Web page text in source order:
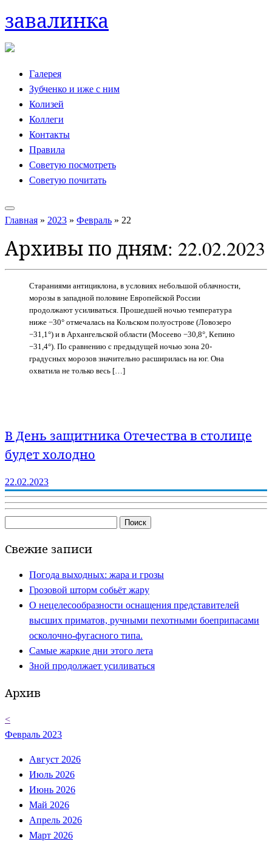
Skip
content
завалинка
Галерея
Зубченко и иже с ним
Колизей
Коллеги
Контакты
Правила
Советую посмотреть
Советую почитать
Главная » 2023 » Февраль » 22
Архивы по дням: 22.02.2023
Стараниями антициклона, в условиях небольшой облачности,
морозы в западной половине Европейской России
продолжают усиливаться. Прошедшей ночью температура
ниже −30° отмечалась на Кольском полуострове (Ловозеро
−31,1°) и в Архангельской области (Мосеево −30,8°, Кепино
−31,4°). По сравнению с предыдущей ночью зона 20-
градусных морозов значительно расширилась на юг. Она
охватила не только весь […]
В День защитника Отечества в столице
будет холодно
22.02.2023
Свежие записи
Погода выходных: жара и грозы
Грозовой шторм собьёт жару
О нецелесообразности оснащения представителей
высших приматов, ручными пехотными боеприпасами
осколочно-фугасного типа.
Самые жаркие дни этого лета
Зной продолжает усиливаться
Архив
<
Февраль 2023
Август 2026
Июль 2026
Июнь 2026
Май 2026
Апрель 2026
Март 2026